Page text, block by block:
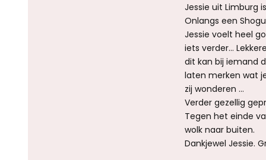
Jessie uit Limburg
Onlangs een
Jessie voelt heel
iets verder...
dit kan bij iemand
laten merken wat
zij wonderen ...
Verder gezellig
Tegen het einde
wolk naar buiten.
Dankjewel Jessie.